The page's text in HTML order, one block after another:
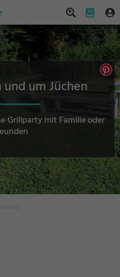
um Jüchen
Grillparty mit Familie oder